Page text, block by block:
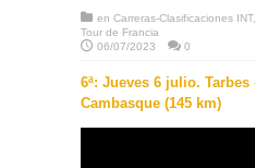
en Carreras-Clasificaciones INT,
Tour de Francia
06/07/2023
0
6ª: Jueves 6 julio. Tarbes
Cambasque (145 km)